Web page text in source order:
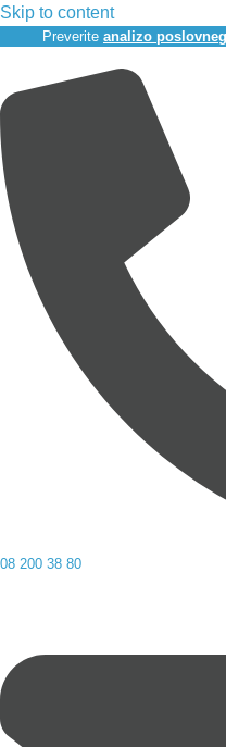
Skip to content
Preverite analizo
08 200 38 80